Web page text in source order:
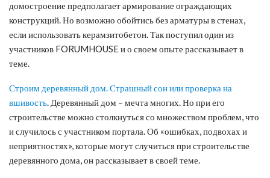
домостроение предполагает армирование ограждающих
конструкций. Но возможно обойтись без арматуры в стенах,
если использовать керамзитобетон. Так поступил один из
участников FORUMHOUSE и о своем опыте рассказывает в
теме.
Строим деревянный дом. Страшный сон или проверка на
вшивость. Деревянный дом – мечта многих. Но при его
строительстве можно столкнуться со множеством проблем, что
и случилось с участником портала. Об «ошибках, подвохах и
неприятностях», которые могут случиться при строительстве
деревянного дома, он рассказывает в своей теме.